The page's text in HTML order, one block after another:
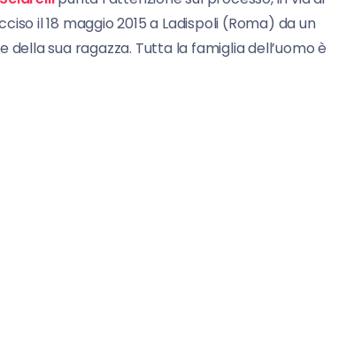
il 18 maggio 2015 a Ladispoli (Roma) da un
della sua ragazza. Tutta la famiglia dell’uomo è